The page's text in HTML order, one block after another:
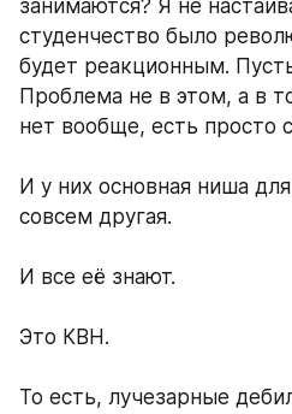
занимаются? Я не
студенчество было
будет реакционным.
Проблема не в этом, а в
нет вообще, есть просто
И у них основная ниша
совсем другая.
И все её знают.
Это КВН.
То есть, лучезарные